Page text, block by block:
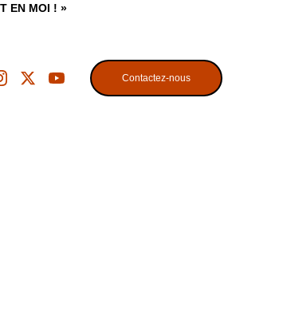
EN MOI ! »
Contactez-nous